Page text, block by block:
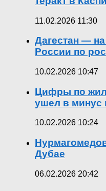
11.02.2026 11:30
Дагестан —
России по
10.02.2026 10:47
Цифры по
ушел в минус
10.02.2026 10:24
Дубае
06.02.2026 20:42